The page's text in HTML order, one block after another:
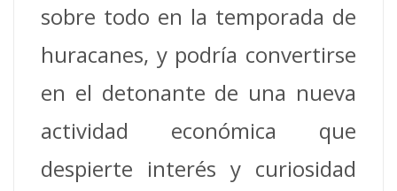
sobre todo en la temporada de
huracanes, y podría convertirse
en el detonante de una nueva
actividad económica que
despierte interés y curiosidad